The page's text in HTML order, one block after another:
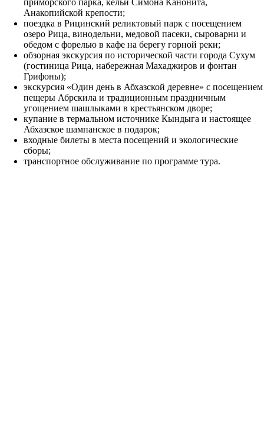
приморского парка, кельи Симона Канонита,
Анакопийской крепости;
поездка в Рицинский реликтовый парк с посещением
озеро Рица, винодельни, медовой пасеки, сыроварни и
обедом с форелью в кафе на берегу горной реки;
обзорная экскурсия по исторической части города Сухум
(гостиница Рица, набережная Махаджиров и фонтан
Грифоны);
экскурсия «Один день в Абхазской деревне» с посещением
пещеры Абрскила и традиционным праздничным
угощением шашлыками в крестьянском дворе;
купание в термальном источнике Кындыга и настоящее
Абхазское шампанское в подарок;
входные билеты в места посещений и экологические
сборы;
транспортное обслуживание по программе тура.